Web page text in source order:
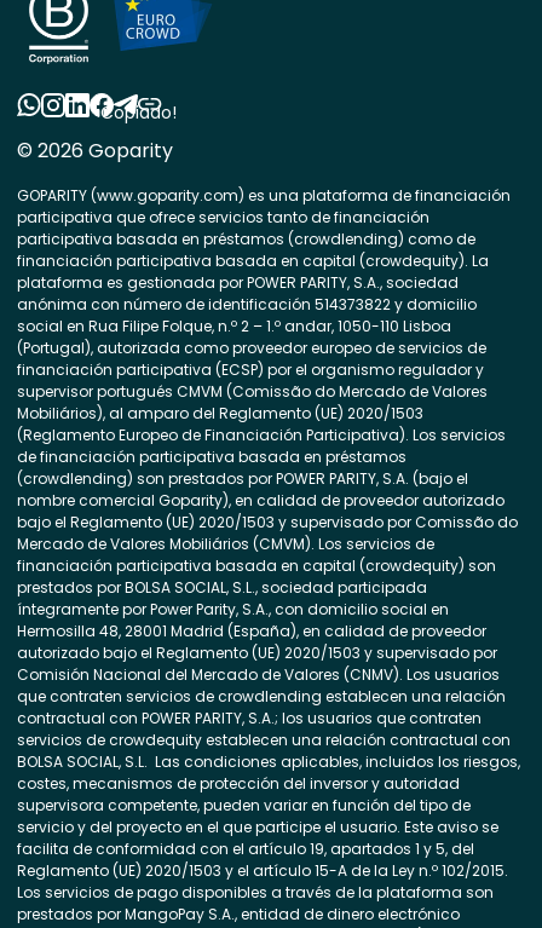
© 2026 Goparity
GOPARITY (www.goparity.com) es una plataforma de financiación
participativa que ofrece servicios tanto de financiación
participativa basada en préstamos (crowdlending) como de
financiación participativa basada en capital (crowdequity). La
plataforma es gestionada por POWER PARITY, S.A., sociedad
anónima con número de identificación 514373822 y domicilio
social en Rua Filipe Folque, n.º 2 – 1.º andar, 1050-110 Lisboa
(Portugal), autorizada como proveedor europeo de servicios de
financiación participativa (ECSP) por el organismo regulador y
supervisor portugués CMVM (Comissão do Mercado de Valores
Mobiliários), al amparo del Reglamento (UE) 2020/1503
(Reglamento Europeo de Financiación Participativa). Los servicios
de financiación participativa basada en préstamos
(crowdlending) son prestados por POWER PARITY, S.A. (bajo el
nombre comercial Goparity), en calidad de proveedor autorizado
bajo el Reglamento (UE) 2020/1503 y supervisado por Comissão do
Mercado de Valores Mobiliários (CMVM). Los servicios de
financiación participativa basada en capital (crowdequity) son
prestados por BOLSA SOCIAL, S.L., sociedad participada
íntegramente por Power Parity, S.A., con domicilio social en
Hermosilla 48, 28001 Madrid (España), en calidad de proveedor
autorizado bajo el Reglamento (UE) 2020/1503 y supervisado por
Comisión Nacional del Mercado de Valores (CNMV). Los usuarios
que contraten servicios de crowdlending establecen una relación
contractual con POWER PARITY, S.A.; los usuarios que contraten
servicios de crowdequity establecen una relación contractual con
BOLSA SOCIAL, S.L. Las condiciones aplicables, incluidos los riesgos,
costes, mecanismos de protección del inversor y autoridad
supervisora competente, pueden variar en función del tipo de
servicio y del proyecto en el que participe el usuario. Este aviso se
facilita de conformidad con el artículo 19, apartados 1 y 5, del
Reglamento (UE) 2020/1503 y el artículo 15-A de la Ley n.º 102/2015.
Los servicios de pago disponibles a través de la plataforma son
prestados por MangoPay S.A., entidad de dinero electrónico
Copiado!